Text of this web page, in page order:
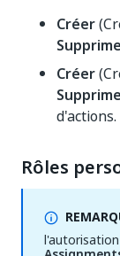
Créer
Créer
d'actions.
Rôles
l'autorisation